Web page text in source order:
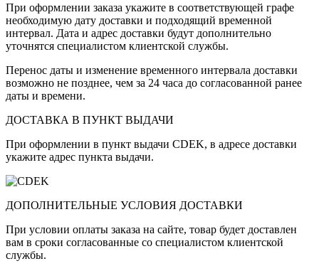
При оформлении заказа укажите в соответствующей графе
необходимую дату доставки и подходящий временной
интервал. Дата и адрес доставки будут дополнительно
уточнятся специалистом клиентской службы.
Перенос даты и изменение временного интервала доставки
возможно не позднее, чем за 24 часа до согласованной ранее
даты и времени.
ДОСТАВКА В ПУНКТ ВЫДАЧИ
При оформлении в пункт выдачи CDEK, в адресе доставки
укажите адрес пункта выдачи.
ДОПОЛНИТЕЛЬНЫЕ УСЛОВИЯ ДОСТАВКИ
При условии оплаты заказа на сайте, товар будет доставлен
вам в сроки согласованные со специалистом клиентской
службы.